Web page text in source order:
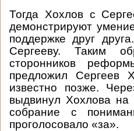
Тогда Хохлов с
демонстрируют
поддержке друг
Сергееву. Таким
сторонников
предложил Сергеев
известно позже.
выдвинул Хохлова
собрание с
проголосовало «за».